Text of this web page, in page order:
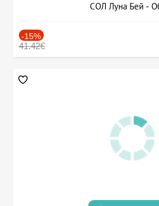
СОЛ Луна Бей -
-15%
41.42€